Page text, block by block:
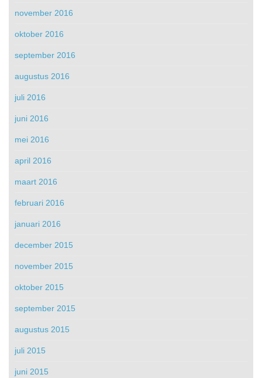
november 2016
oktober 2016
september 2016
augustus 2016
juli 2016
juni 2016
mei 2016
april 2016
maart 2016
februari 2016
januari 2016
december 2015
november 2015
oktober 2015
september 2015
augustus 2015
juli 2015
juni 2015